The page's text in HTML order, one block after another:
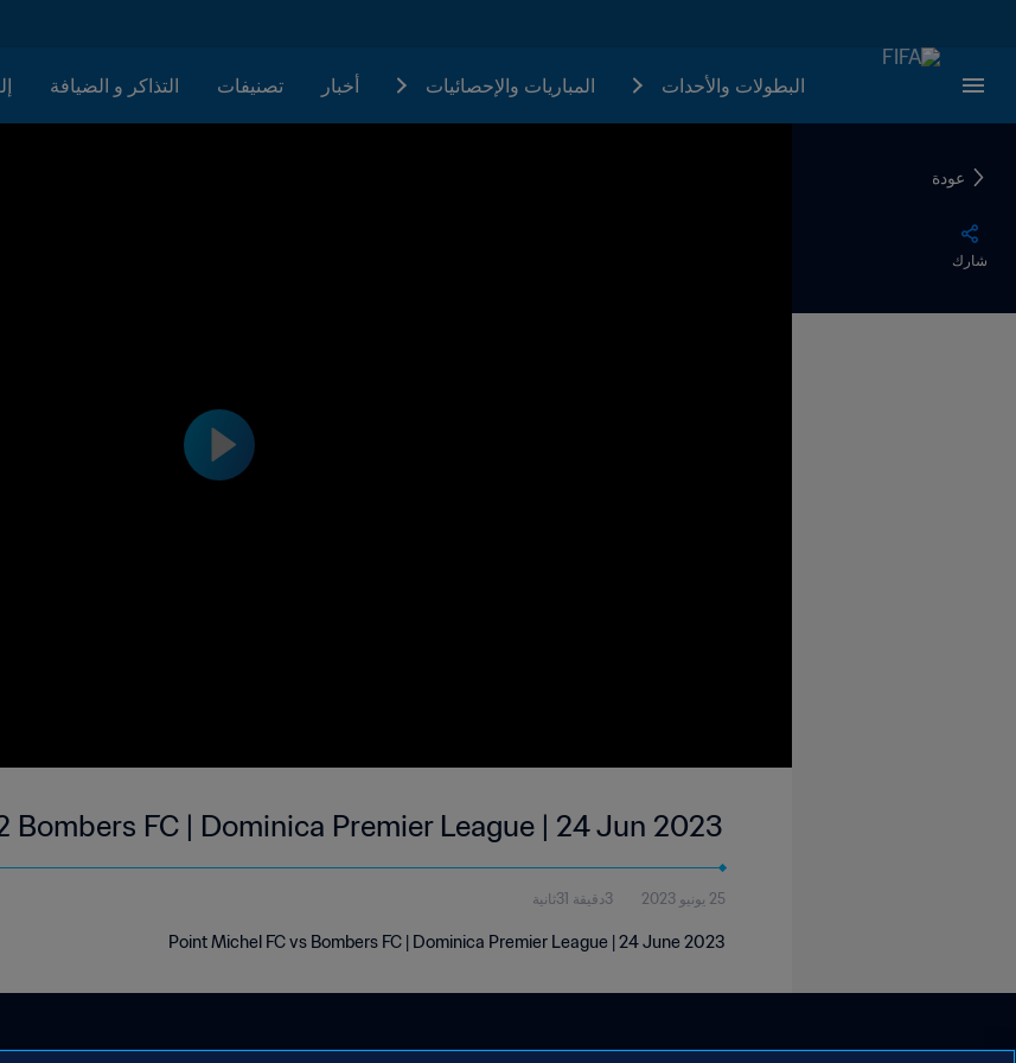
البطولات والأحدات المباريات والإحصائيات أخبار تصنيفات التذاكر و الضيافة
عودة
شارك
Bombers FC | Dominica Premier League | 24 Jun 2023
25 يونيو 2023 3دقيقة 31ثانية
Point Michel FC vs Bombers FC | Dominica Premier League | 24 June 2023